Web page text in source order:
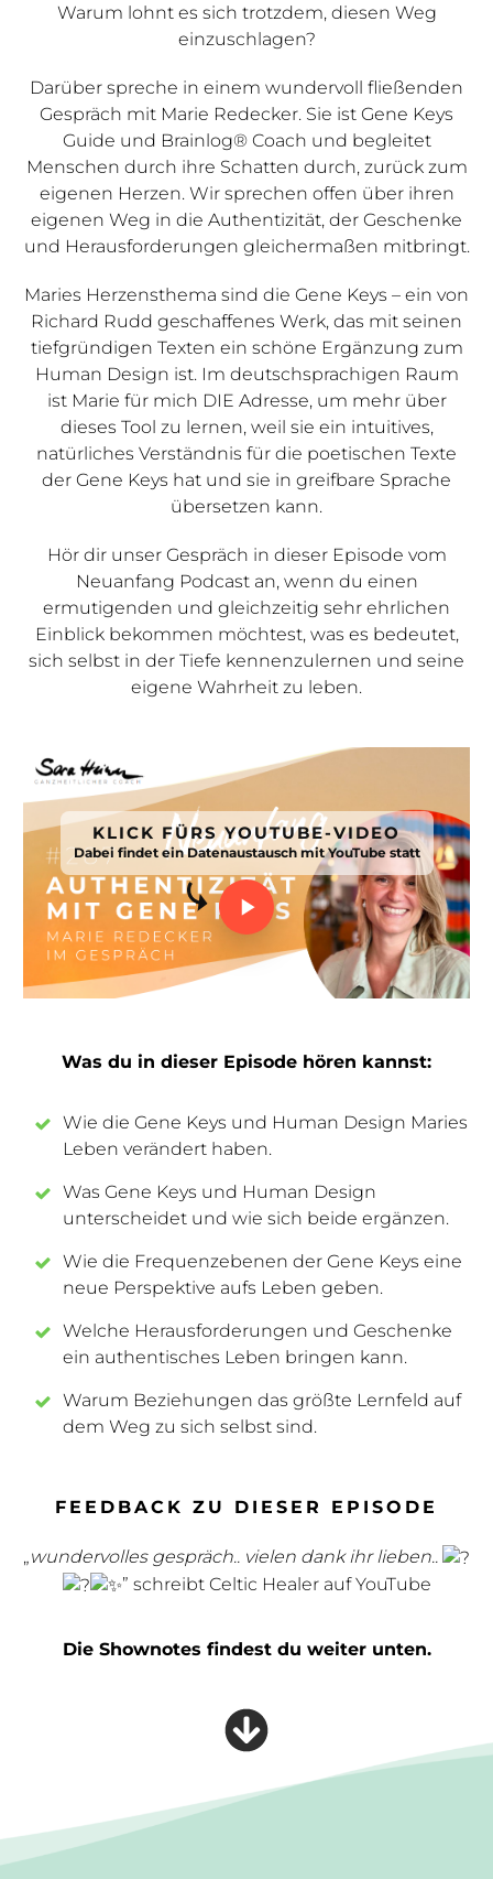
Warum lohnt es sich trotzdem, diesen Weg
einzuschlagen?
Darüber spreche in einem wundervoll fließenden
Gespräch mit Marie Redecker. Sie ist Gene Keys
Guide und Brainlog® Coach und begleitet
Menschen durch ihre Schatten durch, zurück zum
eigenen Herzen. Wir sprechen offen über ihren
eigenen Weg in die Authentizität, der Geschenke
und Herausforderungen gleichermaßen mitbringt.
Maries Herzensthema sind die Gene Keys – ein von
Richard Rudd geschaffenes Werk, das mit seinen
tiefgründigen Texten ein schöne Ergänzung zum
Human Design ist. Im deutschsprachigen Raum
ist Marie für mich DIE Adresse, um mehr über
dieses Tool zu lernen, weil sie ein intuitives,
natürliches Verständnis für die poetischen Texte
der Gene Keys hat und sie in greifbare Sprache
übersetzen kann.
Hör dir unser Gespräch in dieser Episode vom
Neuanfang Podcast an, wenn du einen
ermutigenden und gleichzeitig sehr ehrlichen
Einblick bekommen möchtest, was es bedeutet,
sich selbst in der Tiefe kennenzulernen und seine
eigene Wahrheit zu leben.
KLICK FÜRS YOUTUBE-VIDEO
Dabei findet ein Datenaustausch mit YouTube statt
Was du in dieser Episode hören kannst:
Wie die Gene Keys und Human Design Maries
Leben verändert haben.
Was Gene Keys und Human Design
unterscheidet und wie sich beide ergänzen.
Wie die Frequenzebenen der Gene Keys eine
neue Perspektive aufs Leben geben.
Welche Herausforderungen und Geschenke
ein authentisches Leben bringen kann.
Warum Beziehungen das größte Lernfeld auf
dem Weg zu sich selbst sind.
FEEDBACK ZU DIESER EPISODE
„wundervolles gespräch.. vielen dank ihr lieben..
” schreibt Celtic Healer auf YouTube
Die Shownotes findest du weiter unten.